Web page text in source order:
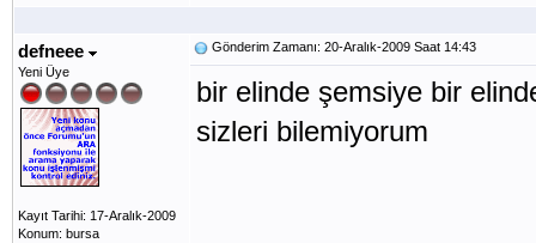
defneee
Yeni Üye
Kayıt Tarihi: 17-Aralık-2009
Konum: bursa
Gönderim Zamanı: 20-Aralık-2009 Saat 14:43
bir elinde şemsiye bir
sizleri bilemiyorum